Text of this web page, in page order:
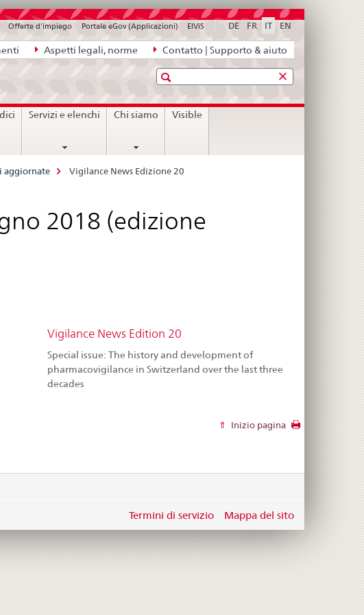
Aspetti legali, norme Contatto | Supporto & aiuto
DE FR IT EN
Offerte d'impiego Portale eGov (Applicazioni) ElViS
Ricerca
Servizi e elenchi Chi siamo Visible
aggiornate Vigilance News Edizione 20
2018 (edizione
Vigilance News Edition 20
Special issue: The history and development of
pharmacovigilance in Switzerland over the last three
decades
Inizio pagina
Termini di servizio Mappa del sito